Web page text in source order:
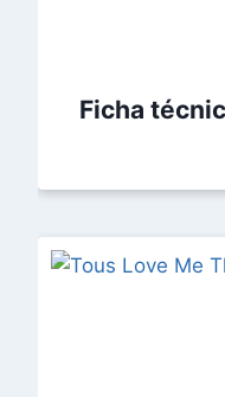
Ficha